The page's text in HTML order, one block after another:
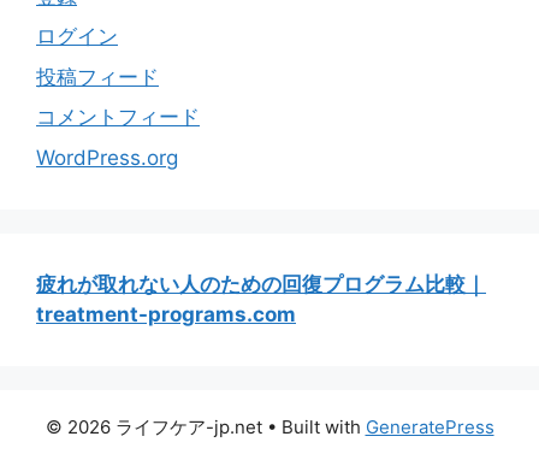
ログイン
投稿フィード
コメントフィード
WordPress.org
疲れが取れない人のための回復プログラム比較｜
treatment-programs.com
© 2026 ライフケア-jp.net• Built with GeneratePress